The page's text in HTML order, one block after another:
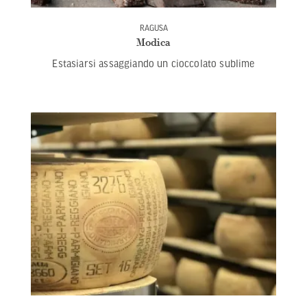
RAGUSA
Modica
Estasiarsi assaggiando un cioccolato sublime